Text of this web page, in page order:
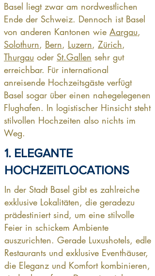
Basel liegt zwar am nordwestlichen
Ende der Schweiz. Dennoch ist Basel
von anderen Kantonen wie Aargau,
Solothurn, Bern, Luzern, Zürich,
Thurgau oder St.Gallen sehr gut
erreichbar. Für international
anreisende Hochzeitsgäste verfügt
Basel sogar über einen nahegelegenen
Flughafen. In logistischer Hinsicht steht
stilvollen Hochzeiten also nichts im
Weg.
1. ELEGANTE
HOCHZEITLOCATIONS
In der Stadt Basel gibt es zahlreiche
exklusive Lokalitäten, die geradezu
prädestiniert sind, um eine stilvolle
Feier in schickem Ambiente
auszurichten. Gerade Luxushotels, edle
Restaurants und exklusive Eventhäuser,
die Eleganz und Komfort kombinieren,